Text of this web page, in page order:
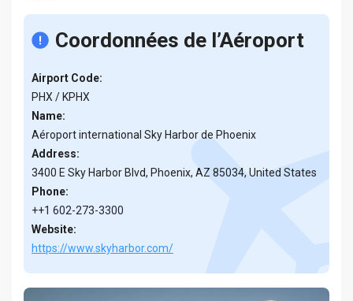
Coordonnées de l’Aéroport
Airport Code:
PHX / KPHX
Name:
Aéroport international Sky Harbor de Phoenix
Address:
3400 E Sky Harbor Blvd, Phoenix, AZ 85034, United States
Phone:
++1 602-273-3300
Website:
https://www.skyharbor.com/